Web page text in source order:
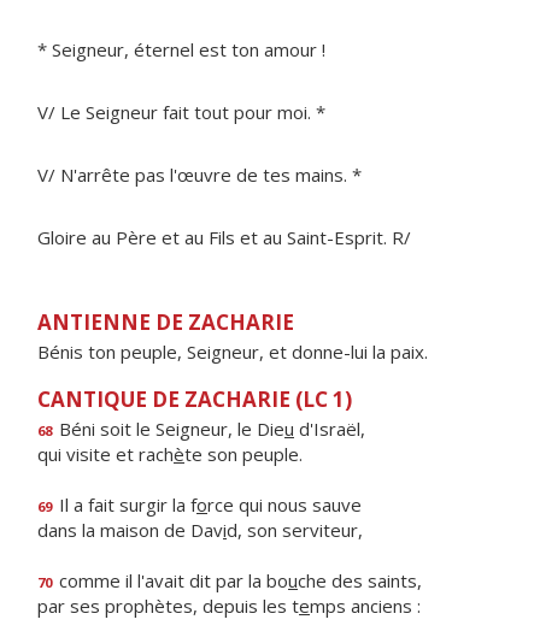
* Seigneur, éternel est ton amour !
V/ Le Seigneur fait tout pour moi. *
V/ N'arrête pas l'œuvre de tes mains. *
Gloire au Père et au Fils et au Saint-Esprit. R/
ANTIENNE DE ZACHARIE
Bénis ton peuple, Seigneur, et donne-lui la paix.
CANTIQUE DE ZACHARIE (LC 1)
68 Béni soit le Seigneur, le Dieu d'Israël,
qui visite et rachète son peuple.
69 Il a fait surgir la force qui nous sauve
dans la maison de David, son serviteur,
70 comme il l'avait dit par la bouche des saints,
par ses prophètes, depuis les temps anciens :